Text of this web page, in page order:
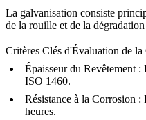
La galvanisation consiste
de la rouille et de la
Critères Clés d'Évaluation de la
Épaisseur du Revêtement:
ISO 1460.
Résistance à la Corrosion :
heures.